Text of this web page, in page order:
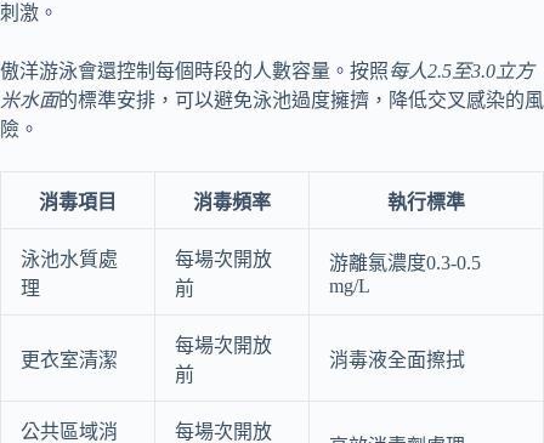
刺激。
傲洋游泳會還控制每個時段的人數容量。按照每人2.5至3.0立方
米水面的標準安排，可以避免泳池過度擁擠，降低交叉感染的風
險。
消毒項目 消毒頻率 執行標準
泳池水質處
理
每場次開放
前
游離氯濃度0.3-0.5
mg/L
更衣室清潔
每場次開放
前
消毒液全面擦拭
公共區域消 每場次開放